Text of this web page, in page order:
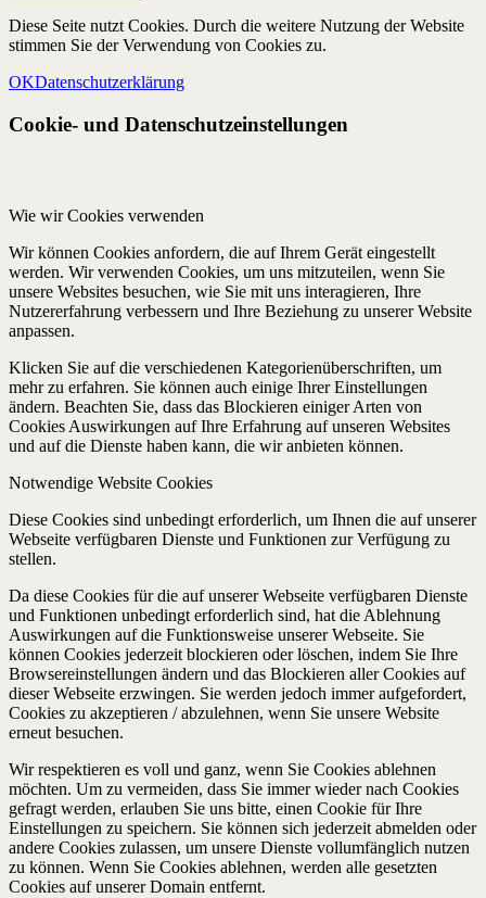
Diese Seite nutzt Cookies. Durch die weitere Nutzung der Website
stimmen Sie der Verwendung von Cookies zu.
OKDatenschutzerklärung
Cookie- und Datenschutzeinstellungen
Wie wir Cookies verwenden
Wir können Cookies anfordern, die auf Ihrem Gerät eingestellt
werden. Wir verwenden Cookies, um uns mitzuteilen, wenn Sie
unsere Websites besuchen, wie Sie mit uns interagieren, Ihre
Nutzererfahrung verbessern und Ihre Beziehung zu unserer Website
anpassen.
Klicken Sie auf die verschiedenen Kategorienüberschriften, um
mehr zu erfahren. Sie können auch einige Ihrer Einstellungen
ändern. Beachten Sie, dass das Blockieren einiger Arten von
Cookies Auswirkungen auf Ihre Erfahrung auf unseren Websites
und auf die Dienste haben kann, die wir anbieten können.
Notwendige Website Cookies
Diese Cookies sind unbedingt erforderlich, um Ihnen die auf unserer
Webseite verfügbaren Dienste und Funktionen zur Verfügung zu
stellen.
Da diese Cookies für die auf unserer Webseite verfügbaren Dienste
und Funktionen unbedingt erforderlich sind, hat die Ablehnung
Auswirkungen auf die Funktionsweise unserer Webseite. Sie
können Cookies jederzeit blockieren oder löschen, indem Sie Ihre
Browsereinstellungen ändern und das Blockieren aller Cookies auf
dieser Webseite erzwingen. Sie werden jedoch immer aufgefordert,
Cookies zu akzeptieren / abzulehnen, wenn Sie unsere Website
erneut besuchen.
Wir respektieren es voll und ganz, wenn Sie Cookies ablehnen
möchten. Um zu vermeiden, dass Sie immer wieder nach Cookies
gefragt werden, erlauben Sie uns bitte, einen Cookie für Ihre
Einstellungen zu speichern. Sie können sich jederzeit abmelden oder
andere Cookies zulassen, um unsere Dienste vollumfänglich nutzen
zu können. Wenn Sie Cookies ablehnen, werden alle gesetzten
Cookies auf unserer Domain entfernt.